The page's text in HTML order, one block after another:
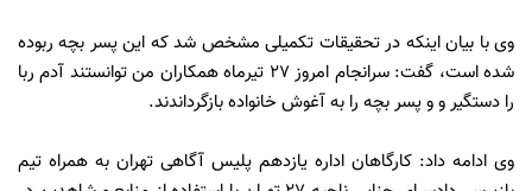
وی با بیان اینکه در تحقیقات تکمیلی مشخص شد که این پسر بچه ربوده
شده است، گفت: سرانجام امروز ۲۷ تیرماه همکاران من توانستند آدم ربا
را دستگیر و و پسر بچه را به آغوش خانواده بازگرداندند.
وی ادامه داد: کارگاهان اداره یازدهم پلیس آگاهی تهران به همراه تیم